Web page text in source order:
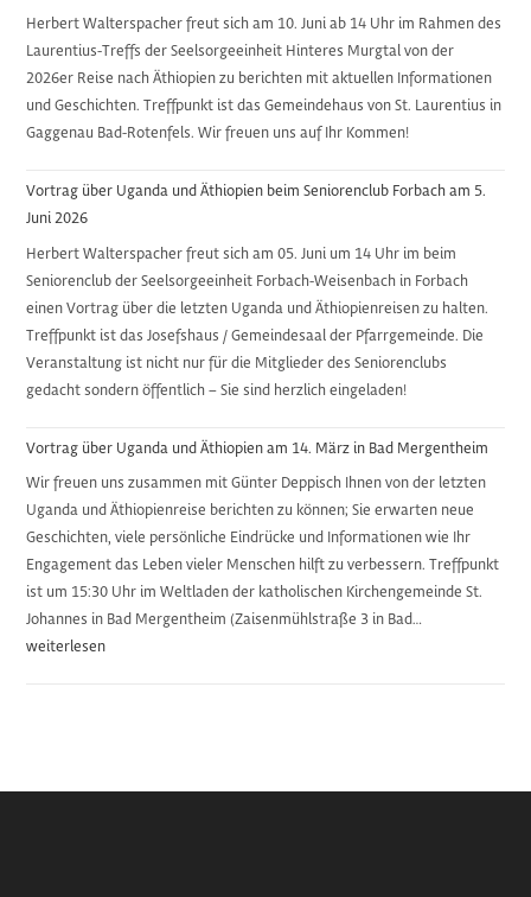
Herbert Walterspacher freut sich am 10. Juni ab 14 Uhr im Rahmen des
Laurentius-Treffs der Seelsorgeeinheit Hinteres Murgtal von der
2026er Reise nach Äthiopien zu berichten mit aktuellen Informationen
und Geschichten. Treffpunkt ist das Gemeindehaus von St. Laurentius in
Gaggenau Bad-Rotenfels. Wir freuen uns auf Ihr Kommen!
Vortrag über Uganda und Äthiopien beim Seniorenclub Forbach am 5.
Juni 2026
Herbert Walterspacher freut sich am 05. Juni um 14 Uhr im beim
Seniorenclub der Seelsorgeeinheit Forbach-Weisenbach in Forbach
einen Vortrag über die letzten Uganda und Äthiopienreisen zu halten.
Treffpunkt ist das Josefshaus / Gemeindesaal der Pfarrgemeinde. Die
Veranstaltung ist nicht nur für die Mitglieder des Seniorenclubs
gedacht sondern öffentlich – Sie sind herzlich eingeladen!
Vortrag über Uganda und Äthiopien am 14. März in Bad Mergentheim
Wir freuen uns zusammen mit Günter Deppisch Ihnen von der letzten
Uganda und Äthiopienreise berichten zu können; Sie erwarten neue
Geschichten, viele persönliche Eindrücke und Informationen wie Ihr
Engagement das Leben vieler Menschen hilft zu verbessern. Treffpunkt
ist um 15:30 Uhr im Weltladen der katholischen Kirchengemeinde St.
Johannes in Bad Mergentheim (Zaisenmühlstraße 3 in Bad…
14.
weiterlesen